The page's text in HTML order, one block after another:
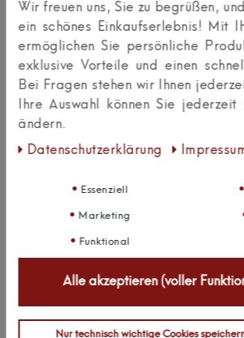
Möbelkonzepte.
Kann ich den Griff auch als Ersatz
Griffe nutzen?
Ja, sofern der Bohrabstand von
übereinstimmt, eignet sich die
zum Austausch vorhandener
Ist der Griff für schwere
Ja, die stabile
ausgelegt.
GPSR-Daten:
kalb Material für Möbel GmbH
Bachstr. 21
32257 Bünde
Wir freuen uns, Sie zu begrüßen,
ein schönes Einkaufserlebnis! Mit
ermöglichen Sie persönliche
exklusive Vorteile und einen
Bei Fragen stehen wir Ihnen
Ihre Auswahl können Sie
ändern.
Daten­schutz­erklärung
Essenziell
Marketing
Funktional
Alle akzeptieren (voller
Nur technisch wichtige Cookies